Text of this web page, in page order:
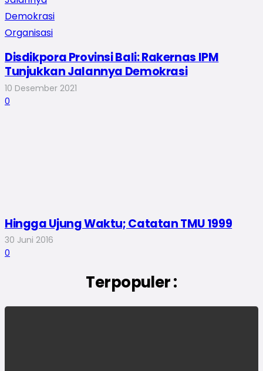
Disdikpora Provinsi Bali: Rakernas IPM
Tunjukkan Jalannya Demokrasi
10 Desember 2021
0
Hingga Ujung Waktu; Catatan TMU 1999
30 Juni 2016
0
Terpopuler :